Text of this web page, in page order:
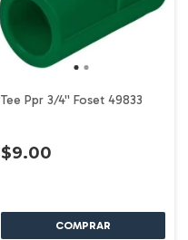
Tee Ppr 3/4'' Foset 49833
$9.00